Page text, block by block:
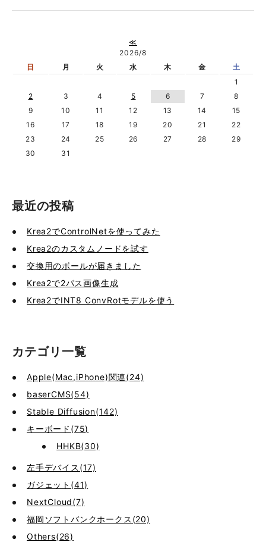
≪
2026/8
日
月 火 水 木 金
土
1
2
3 4 5 6 7
8
9
10 11 12 13 14
15
16
17 18 19 20 21
22
23
24 25 26 27 28
29
30
31
最近の投稿
Krea2でControlNetを使ってみた
Krea2のカスタムノードを試す
交換用のボールが届きました
Krea2で2パス画像生成
Krea2でINT8 ConvRotモデルを使う
カテゴリ一覧
Apple(Mac,iPhone)関連(24)
baserCMS(54)
Stable Diffusion(142)
キーボード(75)
HHKB(30)
左手デバイス(17)
ガジェット(41)
NextCloud(7)
福岡ソフトバンクホークス(20)
Others(26)